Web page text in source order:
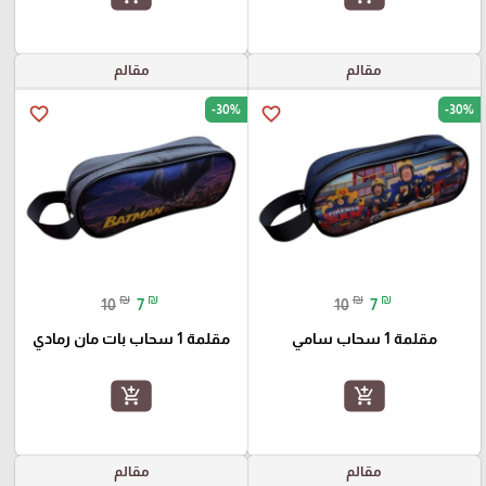
مقالم
favorite_border -30%
10 ₪ 7 ₪
مقلمة 1 سحاب سامي
add_shopping_cart
مقالم
favorite_border -30%
10 ₪ 7 ₪
مقلمة 1 سحاب بات مان رمادي
add_shopping_cart
مقالم مقالم